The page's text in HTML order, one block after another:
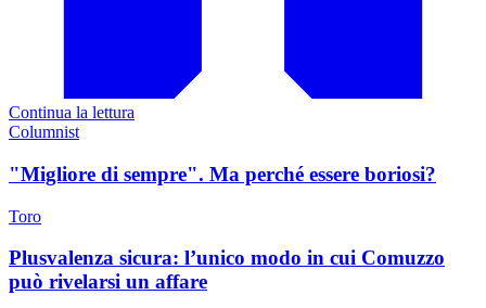
Continua la lettura
Columnist
"Migliore di sempre". Ma perché essere boriosi?
Toro
Plusvalenza sicura: l’unico modo in cui Comuzzo
può rivelarsi un affare